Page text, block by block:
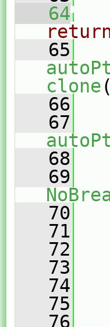
   64
   65
clone
   66
   67
   68
   69
   70
   71
   72
   73
   74
   75
   76